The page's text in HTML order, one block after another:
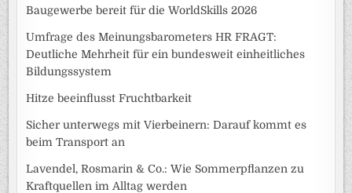
Baugewerbe bereit für die WorldSkills 2026
Umfrage des Meinungsbarometers HR FRAGT:
Deutliche Mehrheit für ein bundesweit einheitliches
Bildungssystem
Hitze beeinflusst Fruchtbarkeit
Sicher unterwegs mit Vierbeinern: Darauf kommt es
beim Transport an
Lavendel, Rosmarin & Co.: Wie Sommerpflanzen zu
Kraftquellen im Alltag werden